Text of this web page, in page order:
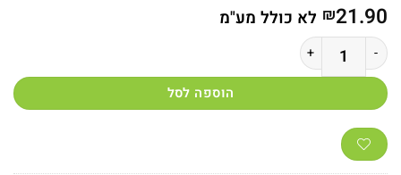
₪21.90 לא כולל מע"מ
כמות של תה ויסוצקי ירוק נענע - 25 שקיקים
הוספה לסל